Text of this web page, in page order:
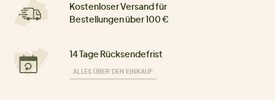
Kostenloser Versand für
Bestellungen über 100 €
14 Tage Rücksendefrist
ALLES ÜBER DEN EINKAUF